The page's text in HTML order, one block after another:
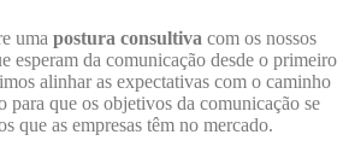
uma postura consultiva com os nossos
esperam da comunicação desde o primeiro
alinhar as expectativas com o caminho
para que os objetivos da comunicação se
que as empresas têm no mercado.